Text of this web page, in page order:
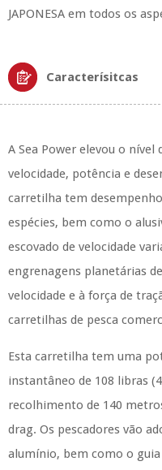
JAPONESA em todos os
Caracterísitcas
A Sea Power elevou o
velocidade, potência e
carretilha tem
espécies, bem como o
escovado de velocidade
engrenagens planetárias
velocidade e à força de
carretilhas de pesca
Esta carretilha tem uma
instantâneo de 108 libras
recolhimento de 140
drag. Os pescadores vão
alumínio, bem como o